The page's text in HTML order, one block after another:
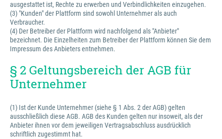
ausgestattet ist, Rechte zu erwerben und Verbindlichkeiten einzugehen.
(3) "Kunden" der Plattform sind sowohl Unternehmer als auch
Verbraucher.
(4) Der Betreiber der Plattform wird nachfolgend als "Anbieter"
bezeichnet. Die Einzelheiten zum Betreiber der Plattform können Sie dem
Impressum des Anbieters entnehmen.
§ 2 Geltungsbereich der AGB für
Unternehmer
(1) Ist der Kunde Unternehmer (siehe § 1 Abs. 2 der AGB) gelten
ausschließlich diese AGB. AGB des Kunden gelten nur insoweit, als der
Anbieter ihnen vor dem jeweiligen Vertragsabschluss ausdrücklich
schriftlich zugestimmt hat.